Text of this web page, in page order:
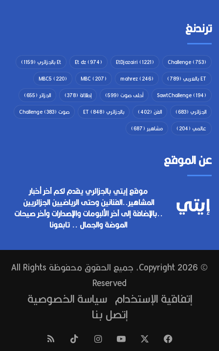
ترندنغ
Challenge(753)
EtDjazairi (1221)
Et dz(974) Et بالجزائري
(1159)
ET بالعربي
(789)
mahrez(246)
MBC(207)
MBC5 (220)
SawtChallenge(194) أحلى صوت (599) إطلالة (378) الجزائر (655)
الجزائري (683) الفن (402) بالجزائري ET (848) صوت Challenge (383)
عالمي (204) مشاهير (687)
عن الموقع
موقع إيتي بالجزائري يقدم لكم آخر أخبار
المشاهير..الفنانين وحتى الرياضيين الجزائريين
..بالإضافة إلى آخر الألبومات والإصدارات وآخر صيحات
الموضة والجمال .. تابعونا
© Copyright 2026, جميع الحقوق محفوظة All Rights
Reserved
إتفاقية الإستخدام سياسة الخصوصية
إتصل بنا
فيسبوك ‫YouTube انستقرام ‫TikTok